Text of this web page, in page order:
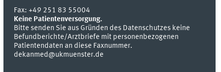
Fax:+49 251 83 55004
Keine Patientenversorgung.
Bitte senden Sie aus Gründen des Datenschutzes keine
Befundberichte/Arztbriefe mit personenbezogenen
Patientendaten an diese Faxnummer.
dekanmed@ukmuenster.de